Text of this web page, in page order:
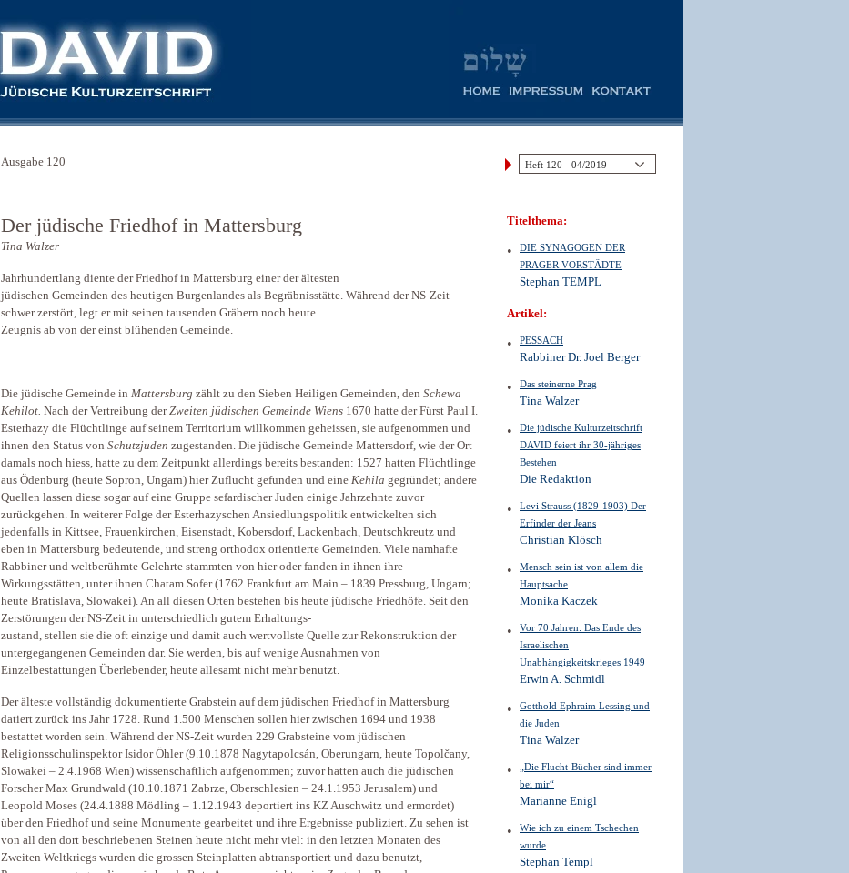
Ausgabe 120
Der jüdische Friedhof in Mattersburg
Tina Walzer
Jahrhundertlang diente der Friedhof in Mattersburg einer der ältesten
jüdischen Gemeinden des heutigen Burgenlandes als Begräbnisstätte. Während der NS-Zeit
schwer zerstört, legt er mit seinen tausenden Gräbern noch heute
Zeugnis ab von der einst blühenden Gemeinde.
Die jüdische Gemeinde in Mattersburg zählt zu den Sieben Heiligen Gemeinden, den Schewa
Kehilot. Nach der Vertreibung der Zweiten jüdischen Gemeinde Wiens 1670 hatte der Fürst Paul I.
Esterhazy die Flüchtlinge auf seinem Territorium willkommen geheissen, sie aufgenommen und
ihnen den Status von Schutzjuden zugestanden. Die jüdische Gemeinde Mattersdorf, wie der Ort
damals noch hiess, hatte zu dem Zeitpunkt allerdings bereits bestanden: 1527 hatten Flüchtlinge
aus Ödenburg (heute Sopron, Ungarn) hier Zuflucht gefunden und eine Kehila gegründet; andere
Quellen lassen diese sogar auf eine Gruppe sefardischer Juden einige Jahrzehnte zuvor
zurückgehen. In weiterer Folge der Esterhazyschen Ansiedlungspolitik entwickelten sich
jedenfalls in Kittsee, Frauenkirchen, Eisenstadt, Kobersdorf, Lackenbach, Deutschkreutz und
eben in Mattersburg bedeutende, und streng orthodox orientierte Gemeinden. Viele namhafte
Rabbiner und weltberühmte Gelehrte stammten von hier oder fanden in ihnen ihre
Wirkungsstätten, unter ihnen Chatam Sofer (1762 Frankfurt am Main – 1839 Pressburg, Ungarn;
heute Bratislava, Slowakei). An all diesen Orten bestehen bis heute jüdische Friedhöfe. Seit den
Zerstörungen der NS-Zeit in unterschiedlich gutem Erhaltungs-
zustand, stellen sie die oft einzige und damit auch wertvollste Quelle zur Rekonstruktion der
untergegangenen Gemeinden dar. Sie werden, bis auf wenige Ausnahmen von
Einzelbestattungen Überlebender, heute allesamt nicht mehr benutzt.
Der älteste vollständig dokumentierte Grabstein auf dem jüdischen Friedhof in Mattersburg
datiert zurück ins Jahr 1728. Rund 1.500 Menschen sollen hier zwischen 1694 und 1938
bestattet worden sein. Während der NS-Zeit wurden 229 Grabsteine vom jüdischen
Religionsschulinspektor Isidor Öhler (9.10.1878 Nagytapolcsán, Oberungarn, heute Topolčany,
Slowakei – 2.4.1968 Wien) wissenschaftlich aufgenommen; zuvor hatten auch die jüdischen
Forscher Max Grundwald (10.10.1871 Zabrze, Oberschlesien – 24.1.1953 Jerusalem) und
Leopold Moses (24.4.1888 Mödling – 1.12.1943 deportiert ins KZ Auschwitz und ermordet)
über den Friedhof und seine Monumente gearbeitet und ihre Ergebnisse publiziert. Zu sehen ist
von all den dort beschriebenen Steinen heute nicht mehr viel: in den letzten Monaten des
Zweiten Weltkriegs wurden die grossen Steinplatten abtransportiert und dazu benutzt,
Titelthema:
DIE SYNAGOGEN DER
PRAGER VORSTÄDTE
Stephan TEMPL
Artikel:
PESSACH
Rabbiner Dr. Joel Berger
Das steinerne Prag
Tina Walzer
Die jüdische Kulturzeitschrift
DAVID feiert ihr 30-jähriges
Bestehen
Die Redaktion
Levi Strauss (1829-1903) Der
Erfinder der Jeans
Christian Klösch
Mensch sein ist von ­allem die
Hauptsache
Monika Kaczek
Vor 70 Jahren: Das Ende des
Israelischen
Unabhängigkeitskrieges 1949
Erwin A. Schmidl
Gotthold Ephraim ­Lessing und
die Juden
Tina Walzer
„Die Flucht-­Bücher sind immer
bei mir“
Marianne Enigl
Wie ich zu einem Tschechen
wurde
Stephan Templ